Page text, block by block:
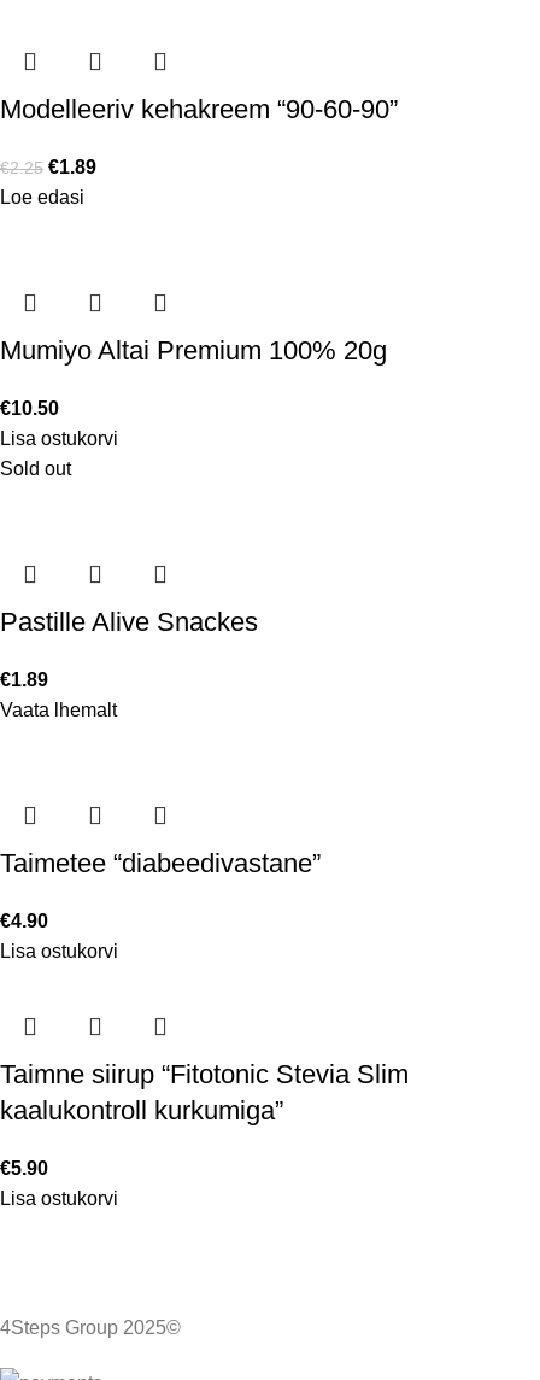
Modelleeriv kehakreem “90-60-90”
€2.25 €1.89
Loe edasi
Mumiyo Altai Premium 100% 20g
€10.50
Lisa ostukorvi
Sold out
Pastille Alive Snackes
€1.89
Vaata lhemalt
Taimetee “diabeedivastane”
€4.90
Lisa ostukorvi
Taimne siirup “Fitotonic Stevia Slim
kaalukontroll kurkumiga”
€5.90
Lisa ostukorvi
4Steps Group 2025©